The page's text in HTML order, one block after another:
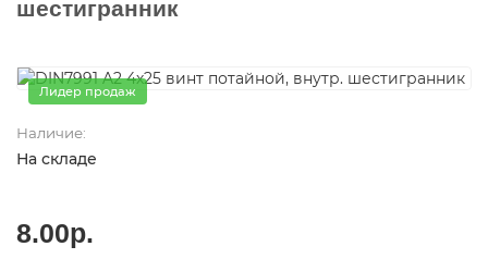
шестигранник
Лидер продаж
Наличие:
На складе
8.00р.